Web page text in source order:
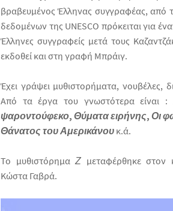
βραβευμένος Έλληνας συγγραφέας, από
δεδομένων της UNESCO πρόκειται για
Έλληνες συγγραφείς μετά τους
εκδοθεί και στη γραφή Μπράιγ.
Έχει γράψει μυθιστορήματα, νουβέλες,
Από τα έργα του γνωστότερα είναι :
ψαροντούφεκο, Θύματα ειρήνης, Οι
Θάνατος του Αμερικάνου κ.ά.
Το μυθιστόρημαΖ μεταφέρθηκε στον
Κώστα Γαβρά.